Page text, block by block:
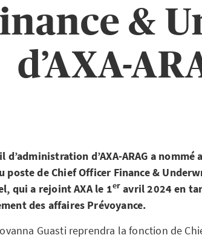
&
d’AXA-
d’administration d’AXA-ARAG a nommé
poste de Chief Officer Finance &
qui a rejoint AXA le 1er avril 2024 en
des affaires Prévoyance.
Guasti reprendra la fonction de